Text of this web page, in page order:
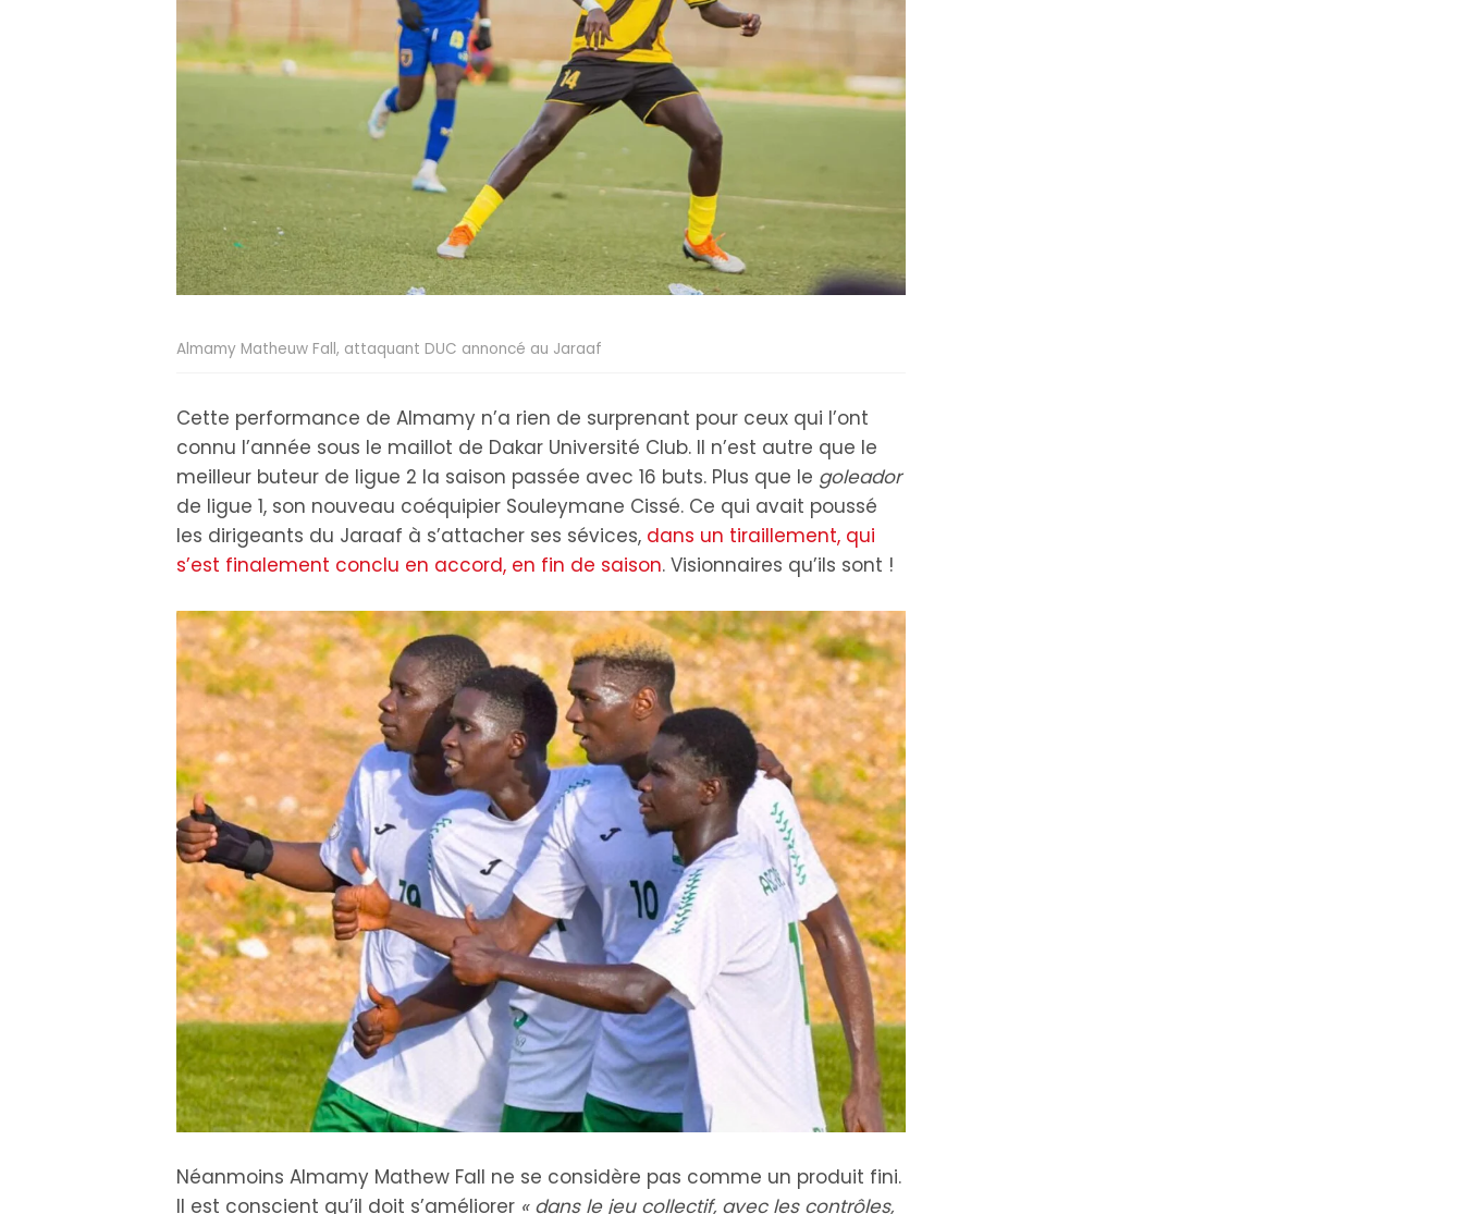
Almamy Matheuw Fall, attaquant DUC annoncé au Jaraaf
Cette performance de Almamy n’a rien de surprenant pour ceux qui l’ont
connu l’année sous le maillot de Dakar Université Club. Il n’est autre que le
meilleur buteur de ligue 2 la saison passée avec 16 buts. Plus que le goleador
de ligue 1, son nouveau coéquipier Souleymane Cissé. Ce qui avait poussé
les dirigeants du Jaraaf à s’attacher ses sévices, dans un tiraillement, qui
s’est finalement conclu en accord, en fin de saison. Visionnaires qu’ils sont !
Néanmoins Almamy Mathew Fall ne se considère pas comme un produit fini.
Il est conscient qu’il doit s’améliorer « dans le jeu collectif, avec les contrôles,